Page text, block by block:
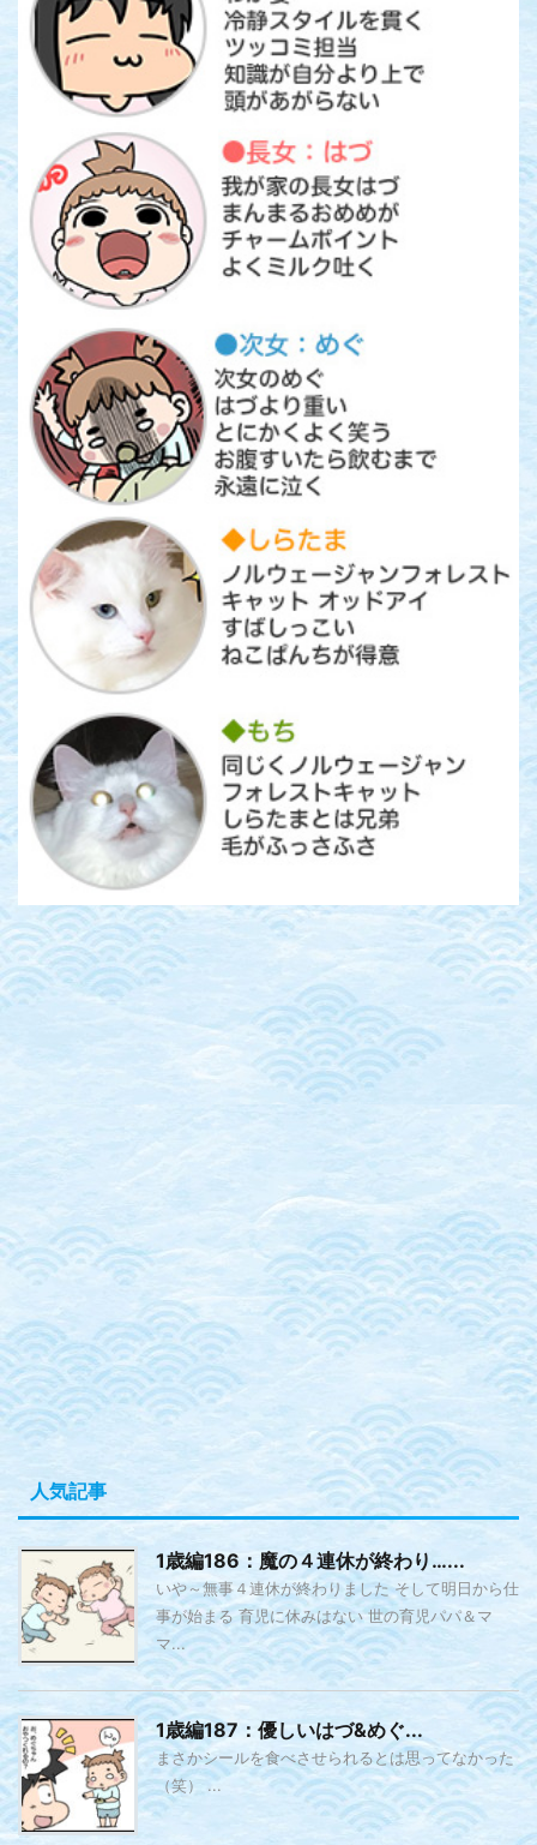
人気記事
1歳編186：魔の４連休が終わり…...
いや～無事４連休が終わりました そして明日から仕
事が始まる 育児に休みはない 世の育児パパ＆マ
マ...
1歳編187：優しいはづ&めぐ...
まさかシールを食べさせられるとは思ってなかった
（笑） ...